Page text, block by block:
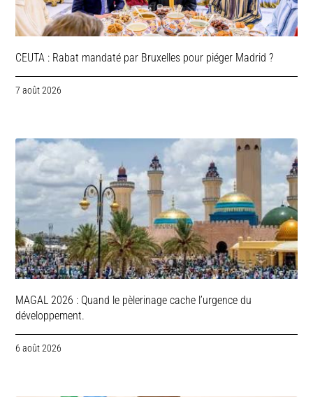
CEUTA : Rabat mandaté par Bruxelles pour piéger Madrid ?
7 août 2026
MAGAL 2026 : Quand le pèlerinage cache l’urgence du
développement.
6 août 2026